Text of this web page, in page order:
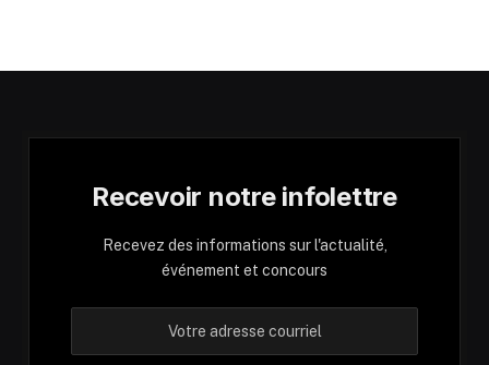
Recevoir notre infolettre
Recevez des informations sur l'actualité,
événement et concours